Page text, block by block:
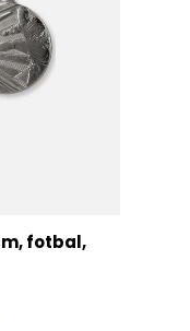
fotbal,